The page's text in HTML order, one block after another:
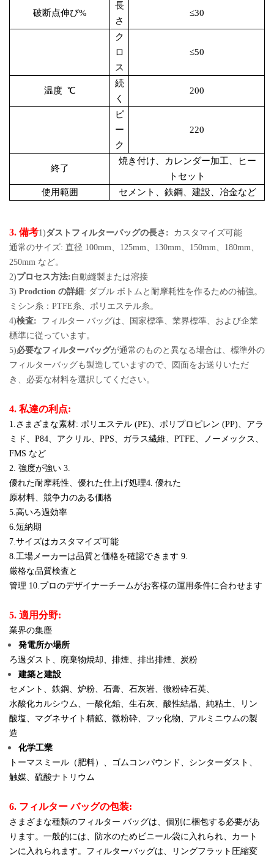
破断点伸び%
長
さ
≤30
ク
ロ
ス
≤50
温度℃
続
く
200
ピ
ー
ク
220
終了
焼き付け、カレンダー加工、ヒー
トセット
使用範囲
セメント、鉄鋼、建設、冶金など
3. 備考1)ダストフィルターバッグの長さ: カスタマイズ可能
通常のサイズ: 直径 100mm、125mm、130mm、150mm、180mm、
250mm など。
2)プロセス方法: 自動縫製または溶接
3) Prodction の詳細 : ダブル ボトムと耐摩耗性を作るための補強。
ミシン糸：PTFE糸、ポリエステル糸。
4)検査: フィルター バッグは、国家標準、業界標準、および企業
標準に従っています。
5)必要なフィルターバッグが通常のものと異なる場合は、標準外の
フィルターバッグも製造していますので、図面をお送りいただ
き、必要な材料を選択してください。
4. 私達の利点:
1.さまざまな素材: ポリエステル (PE)、ポリプロピレン (PP)、アラ
ミド、P84、アクリル、PPS、ガラス繊維、PTFE、ノーメックス、
FMS など
2. 強度が強い 3.
優れた耐摩耗性、優れた仕上げ処理4. 優れた
原材料、競争力のある価格
5.高いろ過効率
6.短納期
7.サイズはカスタマイズ可能
8.工場メーカーは品質と価格を確認できます 9.
厳格な品質検査と
管理 10.プロのデザイナーチームがお客様の運用条件に合わせます
5. 適用分野:
業界の集塵
発電所か場所
ろ過ダスト、廃棄物焼却、排煙、排出排煙、炭粉
建築と建設
セメント、鉄鋼、炉粉、石膏、石灰岩、微粉砕石英、
水酸化カルシウム、一酸化鉛、生石灰、酸性結晶、純粘土、リン
酸塩、マグネサイト精鉱、微粉砕、フッ化物、 アルミニウムの製
造
化学工業
トーマスミール（肥料）、ゴムコンパウンド、シンター ダスト、
触媒、硫酸ナトリウム
6. フィルター バッグの包装:
さまざまな種類のフィルター バッグは、個別に梱包する必要があ
ります。一般的には、防水のためビニール袋に入れられ、カート
ンに入れられます。フィルターバッグは、リングフラット圧縮変